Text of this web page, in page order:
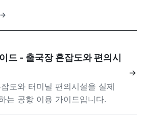
→
드 - 출국장 혼잡도와 편의시
도와 터미널 편의시설을 실제
는 공항 이용 가이드입니다.
→